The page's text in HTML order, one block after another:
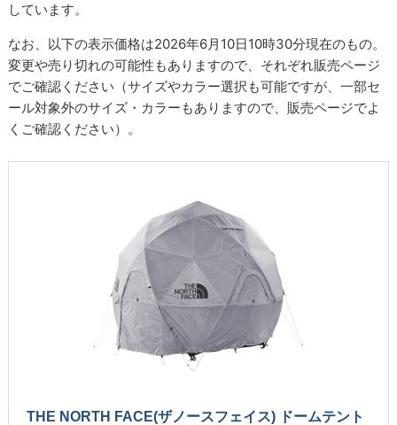
しています。
なお、以下の表示価格は2026年6月10日10時30分現在のもの。
変更や売り切れの可能性もありますので、それぞれ販売ページ
でご確認ください（サイズやカラー選択も可能ですが、一部セ
ール対象外のサイズ・カラーもありますので、販売ページでよ
くご確認ください）。
THE NORTH FACE(ザノースフェイス) ドームテント